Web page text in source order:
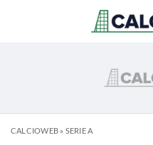
CALCIOWEB» SERIE A